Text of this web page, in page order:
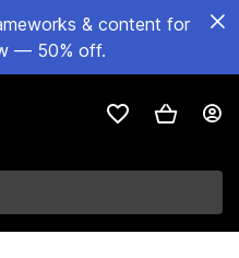
& content for
— 50% off.